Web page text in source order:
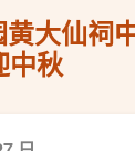
黄大仙祠
中秋